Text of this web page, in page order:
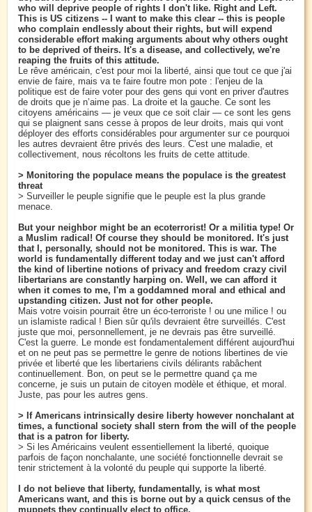
who will deprive people of rights I don't like. Right and Left.
This is US citizens -- I want to make this clear -- this is people
who complain endlessly about their rights, but will expend
considerable effort making arguments about why others ought
to be deprived of theirs. It's a disease, and collectively, we're
reaping the fruits of this attitude.
Le rêve américain, c'est pour moi la liberté, ainsi que tout ce que j'ai
envie de faire, mais va te faire foutre mon pote : l'enjeu de la
politique est de faire voter pour des gens qui vont en priver d'autres
de droits que je n’aime pas. La droite et la gauche. Ce sont les
citoyens américains — je veux que ce soit clair — ce sont les gens
qui se plaignent sans cesse à propos de leur droits, mais qui vont
déployer des efforts considérables pour argumenter sur ce pourquoi
les autres devraient être privés des leurs. C'est une maladie, et
collectivement, nous récoltons les fruits de cette attitude.
> Monitoring the populace means the populace is the greatest
threat
> Surveiller le peuple signifie que le peuple est la plus grande
menace.
But your neighbor might be an ecoterrorist! Or a militia type! Or
a Muslim radical! Of course they should be monitored. It's just
that I, personally, should not be monitored. This is war. The
world is fundamentally different today and we just can't afford
the kind of libertine notions of privacy and freedom crazy civil
libertarians are constantly harping on. Well, we can afford it
when it comes to me, I'm a goddamned moral and ethical and
upstanding citizen. Just not for other people.
Mais votre voisin pourrait être un éco-terroriste ! ou une milice ! ou
un islamiste radical ! Bien sûr qu'ils devraient être surveillés. C'est
juste que moi, personnellement, je ne devrais pas être surveillé.
C'est la guerre. Le monde est fondamentalement différent aujourd'hui
et on ne peut pas se permettre le genre de notions libertines de vie
privée et liberté que les libertariens civils délirants rabâchent
continuellement. Bon, on peut se le permettre quand ça me
concerne, je suis un putain de citoyen modèle et éthique, et moral.
Juste, pas pour les autres gens.
> If Americans intrinsically desire liberty however nonchalant at
times, a functional society shall stern from the will of the people
that is a patron for liberty.
> Si les Américains veulent essentiellement la liberté, quoique
parfois de façon nonchalante, une société fonctionnelle devrait se
tenir strictement à la volonté du peuple qui supporte la liberté.
I do not believe that liberty, fundamentally, is what most
Americans want, and this is borne out by a quick census of the
muppets they continually elect to office.